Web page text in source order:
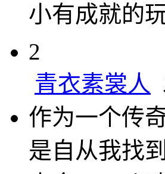
小有成就的
2
青衣素裳人
作为一个传
是自从我找